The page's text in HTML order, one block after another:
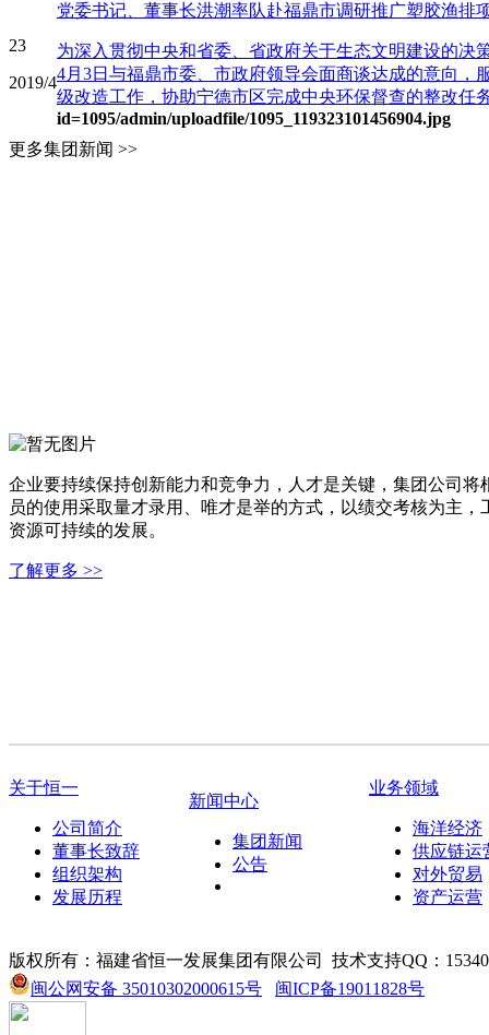
23
2019/4
党委书记、董事长洪潮率队赴福鼎市调研推广塑胶渔排
为深入贯彻中央和省委、省政府关于生态文明建设的决
4月3日与福鼎市委、市政府领导会面商谈达成的意向，
级改造工作，协助宁德市区完成中央环保督查的整改任
id=1095/admin/uploadfile/1095_119323101456904.jpg
更多集团新闻 >>
企业要持续保持创新能力和竞争力，人才是关键，集团公司
员的使用采取量才录用、唯才是举的方式，以绩交考核为主
资源可持续的发展。
了解更多 >>
关于恒一
公司简介
董事长致辞
组织架构
发展历程
新闻中心
集团新闻
公告
业务领域
海洋经济
供应链运
对外贸易
资产运营
版权所有：福建省恒一发展集团有限公司 技术支持QQ：
闽公网安备 35010302000615号
闽ICP备19011828号